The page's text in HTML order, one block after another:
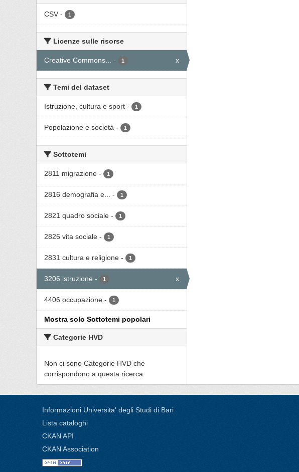
CSV - 1
Licenze sulle risorse
Creative Commons... - 1 x
Temi del dataset
Istruzione, cultura e sport - 1
Popolazione e società - 1
Sottotemi
2811 migrazione - 1
2816 demografia e... - 1
2821 quadro sociale - 1
2826 vita sociale - 1
2831 cultura e religione - 1
3206 istruzione - 1 x
4406 occupazione - 1
Mostra solo Sottotemi popolari
Categorie HVD
Non ci sono Categorie HVD che
corrispondono a questa ricerca
Informazioni Universita' degli Studi di Bari
Lista cataloghi
CKAN API
CKAN Association